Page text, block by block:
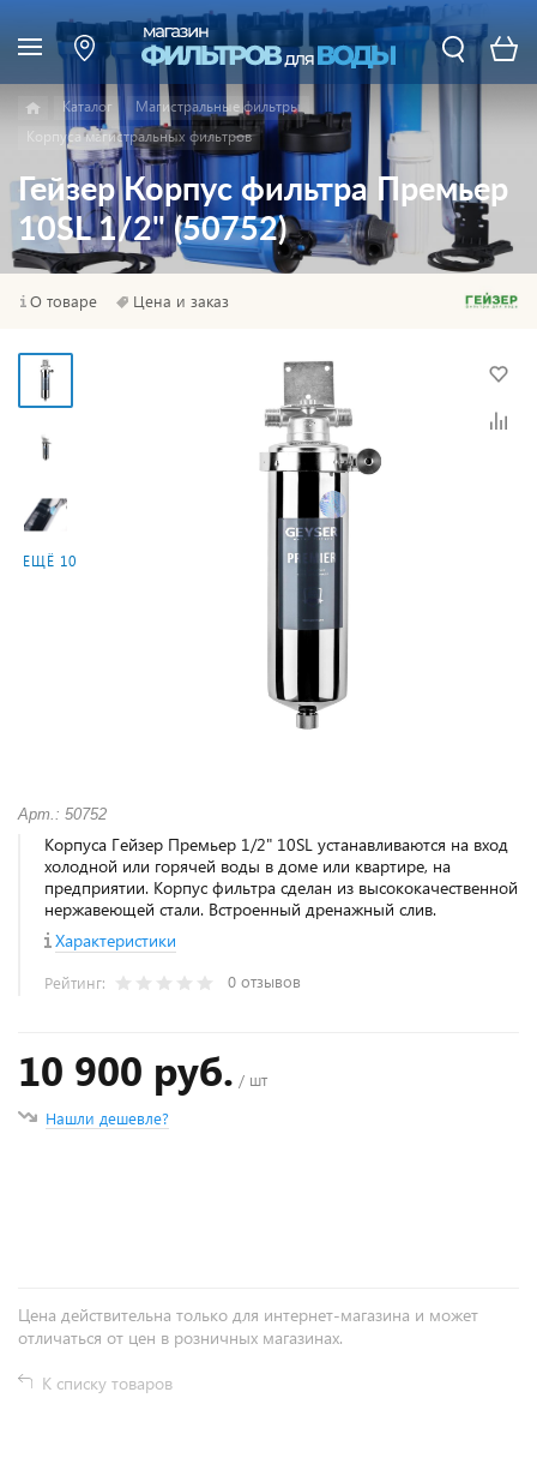
Каталог
Магистральные фильтры
Корпуса магистральных фильтров
Гейзер Корпус фильтра Премьер
10SL 1/2" (50752)
О товаре Цена и заказ
ЕЩЁ 10
Арт.: 50752
Корпуса Гейзер Премьер 1/2" 10SL устанавливаются на вход
холодной или горячей воды в доме или квартире, на
предприятии. Корпус фильтра сделан из высококачественной
нержавеющей стали. Встроенный дренажный слив.
Характеристики
Рейтинг: 0 отзывов
10 900 руб. / шт
Нашли дешевле?
Цена действительна только для интернет-магазина и может
отличаться от цен в розничных магазинах.
К списку товаров